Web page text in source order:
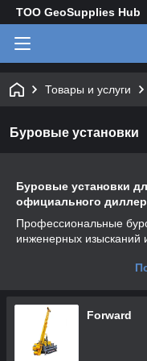
TOO GeoSupplies Hub
Товары и услуги
Буровые установки
Буровые установки
официального
Профессиональные
инженерных изысканий
стандартных диаметров
Основные
Глубина бурения:
Диаметры бурения:
Forward